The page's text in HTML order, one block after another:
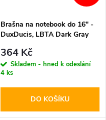
Brašna na notebook do 16" -
DuxDucis, LBTA Dark Gray
364 Kč
Skladem - hned k odeslání
4 ks
DO KOŠÍKU